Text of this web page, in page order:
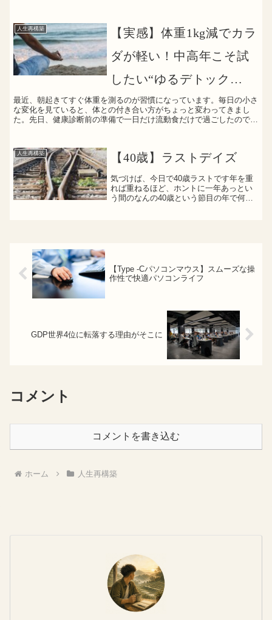
人生再構築
【実感】体重1kg減でカラ
ダが軽い！中高年こそ試
したい“ゆるデトック
ス”習慣
最近、朝起きてすぐ体重を測るのが習慣になっています。毎日の小さ
な変化を見ていると、体との付き合い方がちょっと変わってきまし
た。先日、健康診断前の準備で一日だけ流動食だけで過ごしたのです
人生再構築 【40歳】ラストデイズ
気づけば、今日で40歳ラストです年を重
れば重ねるほど、ホントに一年あっとい
う間のなんの40歳という節目の年で何を
【Type -Cパソコンマウス】スムーズな操
作性で快適パソコンライフ
GDP世界4位に転落する理由がそこに
コメント
コメントを書き込む
ホーム 人生再構築